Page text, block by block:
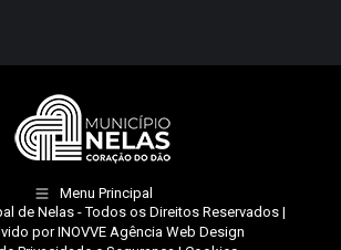
Menu Principal
de Nelas - Todos os Direitos Reservados |
porINOVVE Agência Web Design